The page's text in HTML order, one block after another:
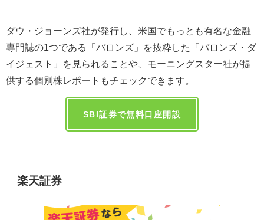
ダウ・ジョーンズ社が発行し、米国でもっとも有名な金融
専門誌の1つである「バロンズ」を抜粋した「バロンズ・ダ
イジェスト」を見られることや、モーニングスター社が提
供する個別株レポートもチェックできます。
SBI証券で無料口座開設
楽天証券